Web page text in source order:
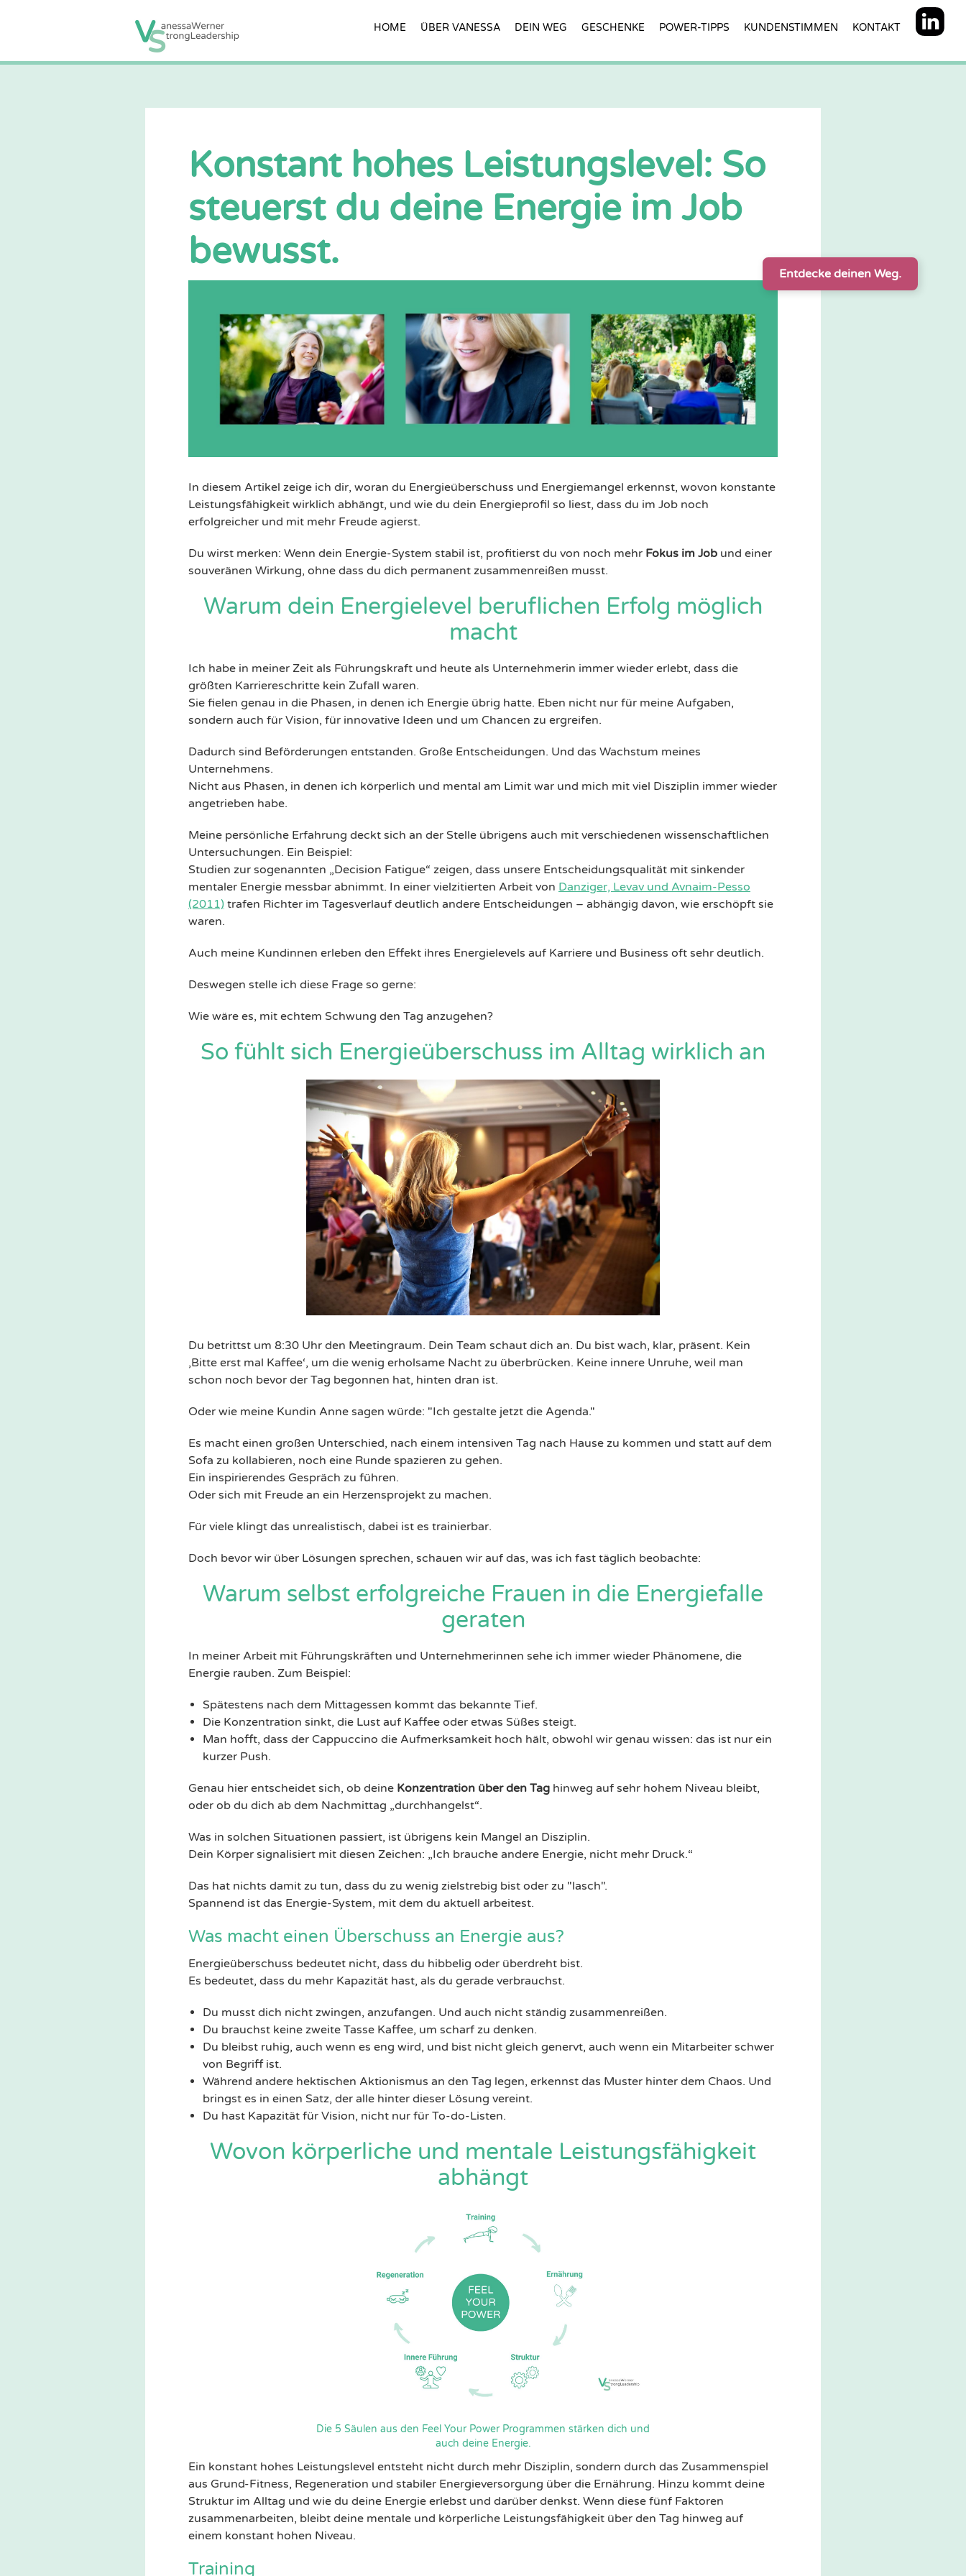
HOME ÜBER VANESSA DEIN WEG GESCHENKE POWER-TIPPS KUNDENSTIMMEN KONTAKT
Konstant hohes Leistungslevel: So
steuerst du deine Energie im Job
bewusst.
In diesem Artikel zeige ich dir, woran du Energieüberschuss und Energiemangel erkennst, wovon konstante
Leistungsfähigkeit wirklich abhängt, und wie du dein Energieprofil so liest, dass du im Job noch
erfolgreicher und mit mehr Freude agierst.
Du wirst merken: Wenn dein Energie-System stabil ist, profitierst du von noch mehr Fokus im Job und einer
souveränen Wirkung, ohne dass du dich permanent zusammenreißen musst.
Warum dein Energielevel beruflichen Erfolg möglich
macht
Ich habe in meiner Zeit als Führungskraft und heute als Unternehmerin immer wieder erlebt, dass die
größten Karriereschritte kein Zufall waren.
Sie fielen genau in die Phasen, in denen ich Energie übrig hatte. Eben nicht nur für meine Aufgaben,
sondern auch für Vision, für innovative Ideen und um Chancen zu ergreifen.
Dadurch sind Beförderungen entstanden. Große Entscheidungen. Und das Wachstum meines
Unternehmens.
Nicht aus Phasen, in denen ich körperlich und mental am Limit war und mich mit viel Disziplin immer wieder
angetrieben habe.
Meine persönliche Erfahrung deckt sich an der Stelle übrigens auch mit verschiedenen wissenschaftlichen
Untersuchungen. Ein Beispiel:
Studien zur sogenannten „Decision Fatigue“ zeigen, dass unsere Entscheidungsqualität mit sinkender
mentaler Energie messbar abnimmt. In einer vielzitierten Arbeit von Danziger, Levav und Avnaim-Pesso
(2011) trafen Richter im Tagesverlauf deutlich andere Entscheidungen – abhängig davon, wie erschöpft sie
waren.
Auch meine Kundinnen erleben den Effekt ihres Energielevels auf Karriere und Business oft sehr deutlich.
Deswegen stelle ich diese Frage so gerne:
Wie wäre es, mit echtem Schwung den Tag anzugehen?
So fühlt sich Energieüberschuss im Alltag wirklich an
Du betrittst um 8:30 Uhr den Meetingraum. Dein Team schaut dich an. Du bist wach, klar, präsent. Kein
‚Bitte erst mal Kaffee‘, um die wenig erholsame Nacht zu überbrücken. Keine innere Unruhe, weil man
schon noch bevor der Tag begonnen hat, hinten dran ist.
Oder wie meine Kundin Anne sagen würde: "Ich gestalte jetzt die Agenda."
Es macht einen großen Unterschied, nach einem intensiven Tag nach Hause zu kommen und statt auf dem
Sofa zu kollabieren, noch eine Runde spazieren zu gehen.
Ein inspirierendes Gespräch zu führen.
Oder sich mit Freude an ein Herzensprojekt zu machen.
Für viele klingt das unrealistisch, dabei ist es trainierbar.
Doch bevor wir über Lösungen sprechen, schauen wir auf das, was ich fast täglich beobachte:
Warum selbst erfolgreiche Frauen in die Energiefalle
geraten
In meiner Arbeit mit Führungskräften und Unternehmerinnen sehe ich immer wieder Phänomene, die
Energie rauben. Zum Beispiel:
Spätestens nach dem Mittagessen kommt das bekannte Tief.
Die Konzentration sinkt, die Lust auf Kaffee oder etwas Süßes steigt.
Man hofft, dass der Cappuccino die Aufmerksamkeit hoch hält, obwohl wir genau wissen: das ist nur ein
kurzer Push.
Genau hier entscheidet sich, ob deine Konzentration über den Tag hinweg auf sehr hohem Niveau bleibt,
oder ob du dich ab dem Nachmittag „durchhangelst“.
Was in solchen Situationen passiert, ist übrigens kein Mangel an Disziplin.
Dein Körper signalisiert mit diesen Zeichen: „Ich brauche andere Energie, nicht mehr Druck.“
Das hat nichts damit zu tun, dass du zu wenig zielstrebig bist oder zu "lasch".
Spannend ist das Energie-System, mit dem du aktuell arbeitest.
Was macht einen Überschuss an Energie aus?
Energieüberschuss bedeutet nicht, dass du hibbelig oder überdreht bist.
Es bedeutet, dass du mehr Kapazität hast, als du gerade verbrauchst.
Du musst dich nicht zwingen, anzufangen. Und auch nicht ständig zusammenreißen.
Du brauchst keine zweite Tasse Kaffee, um scharf zu denken.
Du bleibst ruhig, auch wenn es eng wird, und bist nicht gleich genervt, auch wenn ein Mitarbeiter schwer
von Begriff ist.
Während andere hektischen Aktionismus an den Tag legen, erkennst das Muster hinter dem Chaos. Und
bringst es in einen Satz, der alle hinter dieser Lösung vereint.
Du hast Kapazität für Vision, nicht nur für To-do-Listen.
Wovon körperliche und mentale Leistungsfähigkeit
abhängt
Die 5 Säulen aus den Feel Your Power Programmen stärken dich und
auch deine Energie.
Ein konstant hohes Leistungslevel entsteht nicht durch mehr Disziplin, sondern durch das Zusammenspiel
aus Grund-Fitness, Regeneration und stabiler Energieversorgung über die Ernährung. Hinzu kommt deine
Struktur im Alltag und wie du deine Energie erlebst und darüber denkst. Wenn diese fünf Faktoren
zusammenarbeiten, bleibt deine mentale und körperliche Leistungsfähigkeit über den Tag hinweg auf
einem konstant hohen Niveau.
Training
Entdecke deinen Weg.